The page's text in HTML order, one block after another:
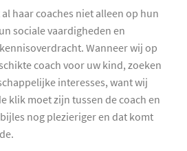
haar coaches niet alleen op hun
sociale vaardigheden en
Wanneer wij op
coach voor uw kind, zoeken
interesses, want wij
klik moet zijn tussen de coach en
nog plezieriger en dat komt